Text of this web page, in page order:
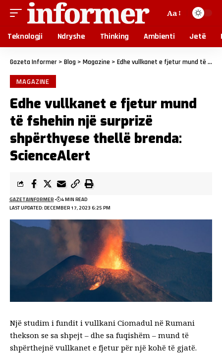
Aa
Teknologji Ndryshe Thinking Ambienti Jetë
Gazeta Informer > Blog > Magazine > Edhe vullkanet e fjetur mund të fshehin një surprizë shpërthyese thellë brenda: ScienceAlert
MAGAZINE
Edhe vullkanet e fjetur mund
të fshehin një surprizë
shpërthyese thellë brenda:
ScienceAlert
LAST UPDATED: DECEMBER 17, 2023 6:25 PM
GAZETAINFORMER 4 MIN READ
Një studim i fundit i vullkani Ciomadul në Rumani
thekson se sa shpejt – dhe sa fuqishëm – mund të
shpërthejnë vullkanet e fjetur për një kohë të gjatë.